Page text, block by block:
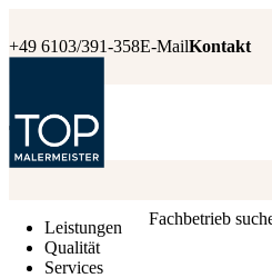
+49 6103/391-358E-MailKontakt
Leistungen
Qualität
Services
Fachbetrieb
Händler wird geladen ...